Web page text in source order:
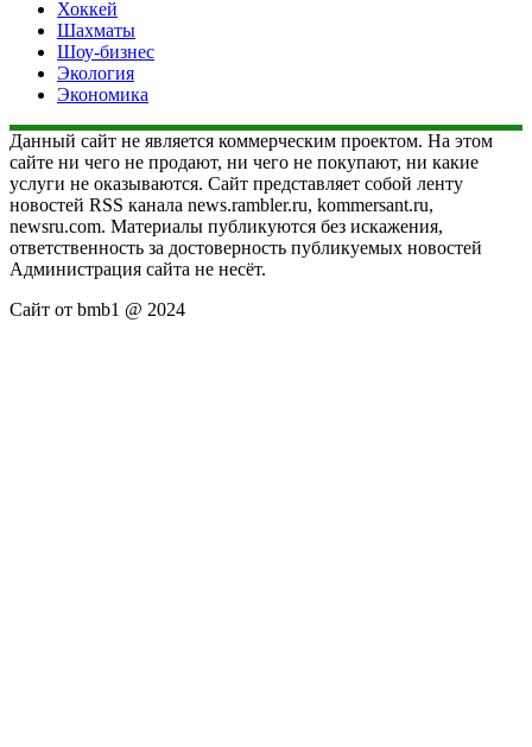
Хоккей
Шахматы
Шоу-бизнес
Экология
Экономика
Данный сайт не является коммерческим проектом. На этом
сайте ни чего не продают, ни чего не покупают, ни какие
услуги не оказываются. Сайт представляет собой ленту
новостей RSS канала news.rambler.ru, kommersant.ru,
newsru.com. Материалы публикуются без искажения,
ответственность за достоверность публикуемых новостей
Администрация сайта не несёт.
Сайт от bmb1 @ 2024